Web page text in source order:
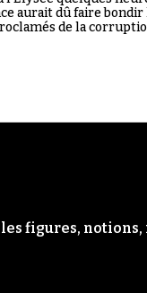
aurait dû faire bondir
de la
figures,